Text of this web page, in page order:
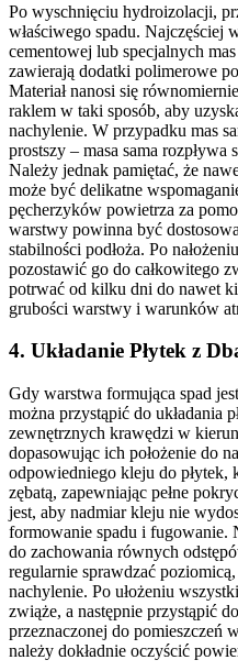
Po wyschnięciu hydroizolacji,
właściwego spadu. Najczęściej
cementowej lub specjalnych
zawierają dodatki polimerowe
Materiał nanosi się
raklem w taki sposób, aby
nachylenie. W przypadku mas
prostszy – masa sama
Należy jednak pamiętać, że
może być delikatne
pęcherzyków powietrza za
warstwy powinna być
stabilności podłoża. Po
pozostawić go do całkowitego
potrwać od kilku dni do nawet
grubości warstwy i warunków
4. Układanie Płytek z
Gdy warstwa formująca spad
można przystąpić do układania
zewnętrznych krawędzi w
dopasowując ich położenie do
odpowiedniego kleju do płytek,
zębatą, zapewniając pełne
jest, aby nadmiar kleju nie
formowanie spadu i
do zachowania równych
regularnie sprawdzać
nachylenie. Po ułożeniu
zwiąże, a następnie przystąpić
przeznaczonej do pomieszczeń
należy dokładnie oczyścić